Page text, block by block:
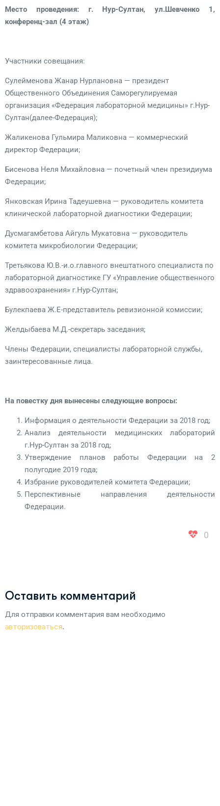
Место проведения: г. Нур-Султан, ул.Шевченко 1,
конференц-зал (4 этаж)
Участники совещания:
Сулейменова Жанар Нурлановна — президент
Общественного Объединения Саморегулируемая
организация «Федерация лабораторной медицины» г.Нур-
Султан(далее-Федерация);
Жаликенова Гульмира Маликовна — коммерческий
директор Федерации;
Бисенова Неля Михайловна — почетный член президиума
Федерации;
Янковская Ирина Тадеушевна — руководитель комитета
клинической лабораторной диагностики Федерации;
Дусмагамбетова Айгуль Мукатовна — руководитель
комитета микробиологии Федерации;
Третьякова Ю.В.-и.о.главного внештатного специалиста по
лабораторной диагностике ГУ «Управление общественного
здравоохранения» г.Нур-Султан;
Булекпаева Ж.Е-представитель ревизионной комиссии;
Желдыбаева М.Д.-секретарь заседания;
Члены Федерации, специалисты лабораторной службы,
заинтересованные лица.
На повестку дня вынесены следующие вопросы:
Информация о деятельности Федерации за 2018 год;
Анализ деятельности медицинских лабораторий
г.Нур-Султан за 2018 год;
Утверждение планов работы Федерации на 2
полугодие 2019 года;
Избрание руководителей комитета Федерации;
Перспективные направления деятельности
Федерации.
0
Оставить комментарий
Для отправки комментария вам необходимо
авторизоваться.